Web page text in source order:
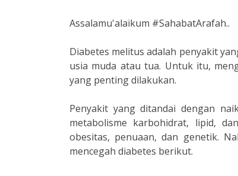
Assalamu'alaikum #SahabatArafah..
Diabetes melitus adalah penyakit
usia muda atau tua. Untuk itu,
yang penting dilakukan.
Penyakit yang ditandai dengan
metabolisme karbohidrat, lipid,
obesitas, penuaan, dan genetik.
mencegah diabetes berikut.